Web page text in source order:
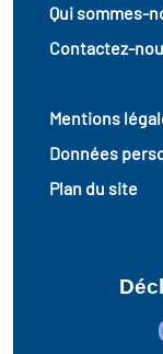
Qui sommes-
Contactez-
Mentions
Données
Plan du site